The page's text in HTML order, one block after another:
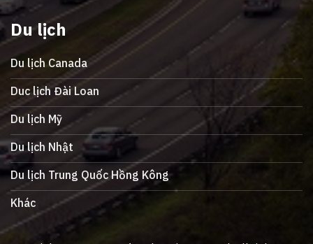
Du lịch
Du lịch Canada
Duc lịch Đài Loan
Du lịch Mỹ
Du lịch Nhật
Du lịch Trung Quốc Hồng Kông
Khác